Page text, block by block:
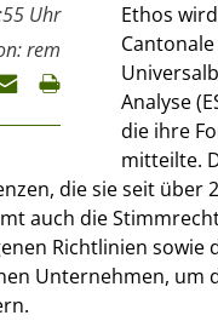
Uhr
rem
Ethos
Analyse
die ihre
mitteilte.
die sie seit über
auch die
Richtlinien sowie
Unternehmen, um